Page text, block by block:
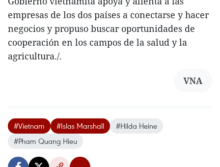
empresas de los dos países a conectarse y hacer
negocios y propuso buscar oportunidades de
cooperación en los campos de la salud y la
agricultura./.
VNA
#Vietnam #Islas Marshall
#Hilda Heine
#Pham Quang Hieu